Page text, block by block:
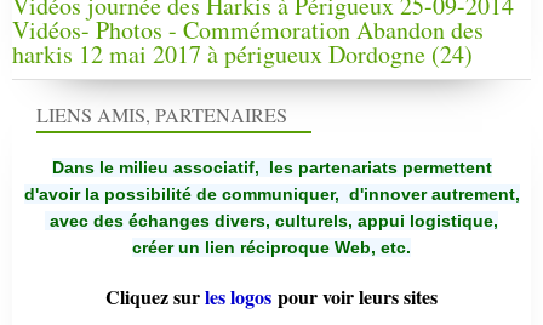
Vidéos- Photos - Commémoration Abandon des
harkis 12 mai 2017 à périgueux Dordogne (24)
LIENS AMIS, PARTENAIRES
Dans le milieu associatif, les partenariats permettent
d'avoir la possibilité de communiquer, d'innover autrement,
avec des échanges divers, culturels, appui logistique,
créer un lien réciproque Web, etc.
Cliquez surles logos pour voir leurs sites